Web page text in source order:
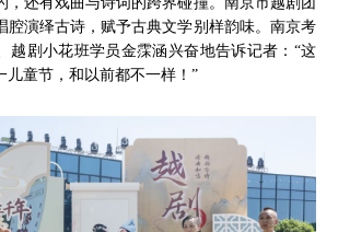
腔演绎古诗，赋予古典文学别样韵味。南京考
越剧小花班学员金霂涵兴奋地告诉记者：“这
儿童节，和以前都不一样！”